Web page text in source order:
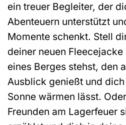
ein treuer Begleiter, der
Abenteuern unterstützt
Momente schenkt. Stell
deiner neuen
eines Berges stehst, den
Ausblick genießt und
Sonne wärmen lässt.
Freunden am Lagerfeuer